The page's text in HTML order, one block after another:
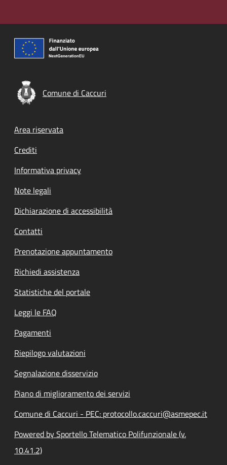
Comune di Caccuri
Footer menu
Area riservata
Crediti
Informativa privacy
Note legali
Dichiarazione di accessibilità
Contatti
Prenotazione appuntamento
Richiedi assistenza
Statistiche del portale
Leggi le FAQ
Pagamenti
Riepilogo valutazioni
Segnalazione disservizio
Piano di miglioramento dei servizi
Comune di Caccuri - PEC: protocollo.caccuri@asmepec.it
Powered by Sportello Telematico Polifunzionale (v.
10.41.2)